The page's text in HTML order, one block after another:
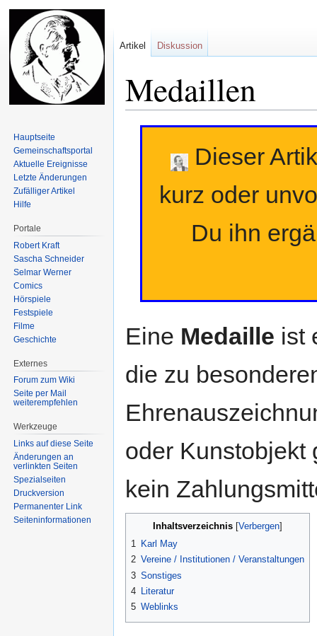
Medaillen
Dieser
kurz oder
Du ihn
Eine Medaille ist
die zu
oder Kunstobjekt
kein
Inhaltsverzeichnis
1
Karl May
2 Vereine / Institutionen / Veranstaltungen
3 Sonstiges
4
Literatur
5 Weblinks
Artikel Diskussion
Hauptseite
Gemeinschafts­portal
Aktuelle Ereignisse
Letzte Änderungen
Zufälliger Artikel
Hilfe
Portale
Robert Kraft
Sascha Schneider
Selmar Werner
Comics
Hörspiele
Festspiele
Filme
Geschichte
Externes
Forum zum Wiki
Seite per Mail
weiterempfehlen
Werkzeuge
Links auf diese Seite
Änderungen an
verlinkten Seiten
Spezialseiten
Druckversion
Permanenter Link
Seiten­informationen